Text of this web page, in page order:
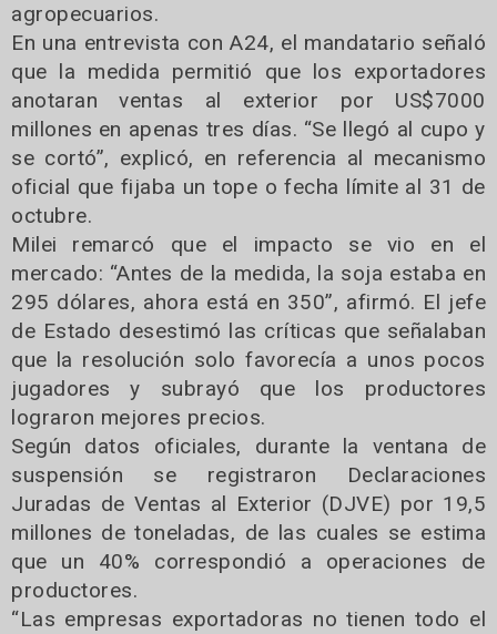
agropecuarios.
En una entrevista con A24, el mandatario señaló
que la medida permitió que los exportadores
anotaran ventas al exterior por US$7000
millones en apenas tres días. “Se llegó al cupo y
se cortó”, explicó, en referencia al mecanismo
oficial que fijaba un tope o fecha límite al 31 de
octubre.
Milei remarcó que el impacto se vio en el
mercado: “Antes de la medida, la soja estaba en
295 dólares, ahora está en 350”, afirmó. El jefe
de Estado desestimó las críticas que señalaban
que la resolución solo favorecía a unos pocos
jugadores y subrayó que los productores
lograron mejores precios.
Según datos oficiales, durante la ventana de
suspensión se registraron Declaraciones
Juradas de Ventas al Exterior (DJVE) por 19,5
millones de toneladas, de las cuales se estima
que un 40% correspondió a operaciones de
productores.
“Las empresas exportadoras no tienen todo el